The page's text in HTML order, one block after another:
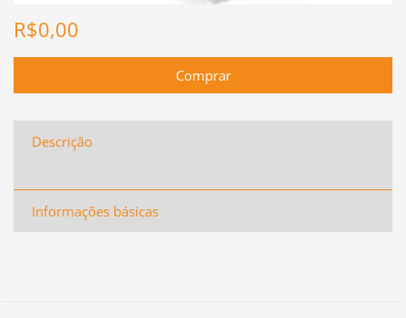
R$0,00
Descrição
Informações básicas